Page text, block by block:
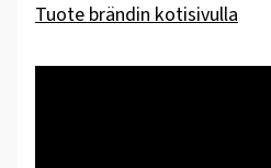
Tuote brändin kotisivulla